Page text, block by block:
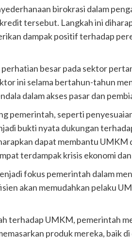
birokrasi dalam
tersebut. Langkah ini
dampak positif terhadap
besar pada sektor
ini selama bertahun-tahun
dalam akses pasar dan
pemerintah, seperti
bukti nyata dukungan
dapat membantu UMKM
terdampak krisis ekonomi
fokus pemerintah dalam
akan memudahkan pelaku
terhadap UMKM, pemerintah
produk mereka, baik